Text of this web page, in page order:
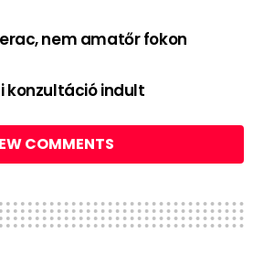
nem amatőr fokon
konzultáció indult
COMMENTS